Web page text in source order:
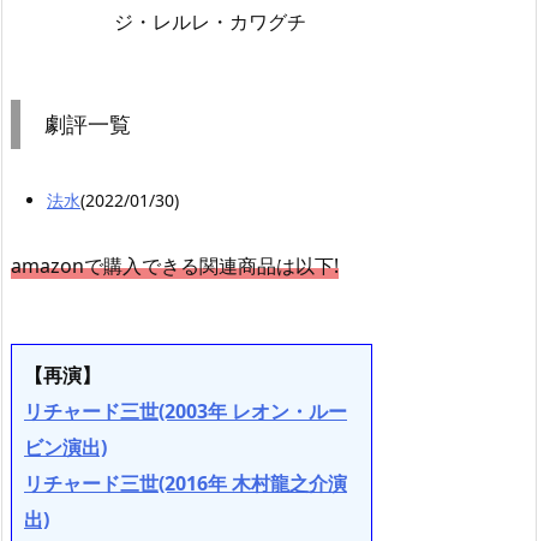
ジ・レルレ・カワグチ
劇評一覧
法水(2022/01/30)
amazonで購入できる関連商品は以下!
【再演】
リチャード三世(2003年 レオン・ルー
ビン演出)
リチャード三世(2016年 木村龍之介演
出)